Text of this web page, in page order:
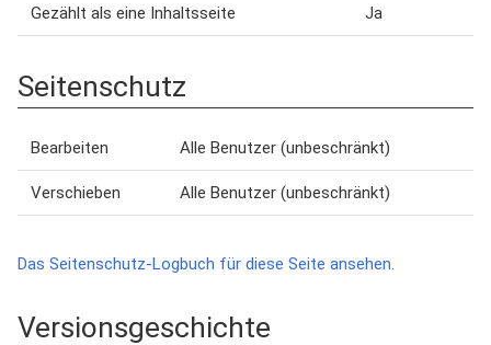
Gezählt als eine Inhaltsseite Ja
Seitenschutz
Bearbeiten Alle Benutzer (unbeschränkt)
Verschieben Alle Benutzer (unbeschränkt)
Das Seitenschutz-Logbuch für diese Seite ansehen.
Versionsgeschichte